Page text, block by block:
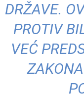
DRŽAVE.
PROTIV
VEĆ